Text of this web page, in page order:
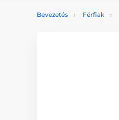
Bevezetés Férfiak